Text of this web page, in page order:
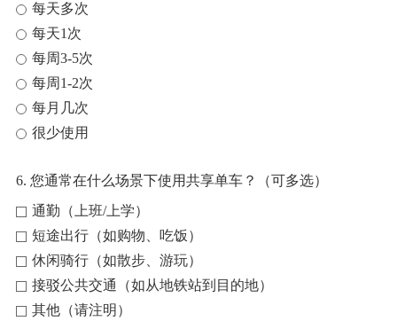
每天多次
每天1次
每周3-5次
每周1-2次
每月几次
很少使用
6. 您通常在什么场景下使用共享单车？（可多选）
通勤（上班/上学）
短途出行（如购物、吃饭）
休闲骑行（如散步、游玩）
接驳公共交通（如从地铁站到目的地）
其他（请注明）